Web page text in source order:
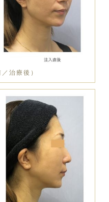
治療後）